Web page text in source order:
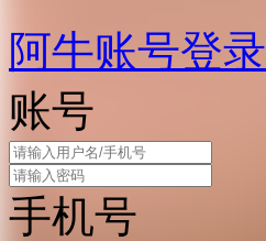
阿牛账号登录
账号
手机号